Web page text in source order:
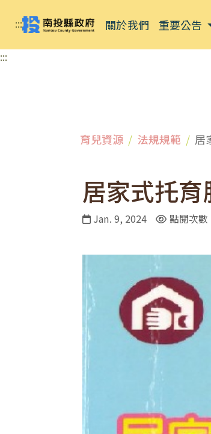
::: 關於我們 重要公告
:::
育兒資源 法規規範 居
居家式托
Jan. 9, 2024 點閱次